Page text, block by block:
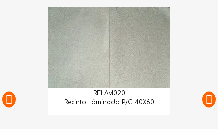
RELAM020
Recinto Láminado P/C 40X60